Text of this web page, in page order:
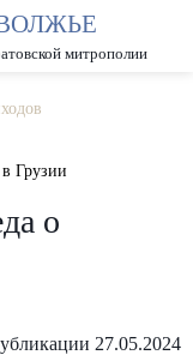
А А
митрополии
Грузии
о
27.05.2024